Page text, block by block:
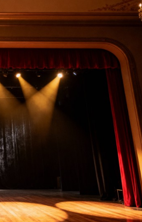
Fryzjer
Kino
Poczta